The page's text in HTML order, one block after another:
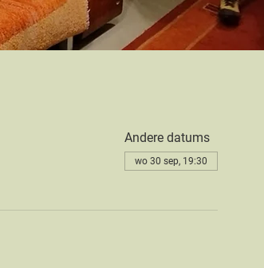
Andere datums
wo 30 sep, 19:30